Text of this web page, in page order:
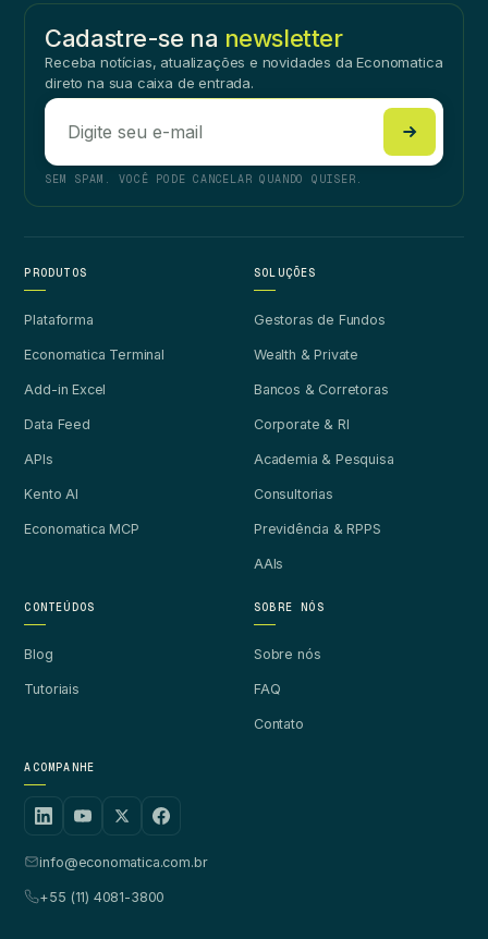
Cadastre-se na newsletter
Receba notícias, atualizações e novidades da Economatica
direto na sua caixa de entrada.
SEM SPAM. VOCÊ PODE CANCELAR QUANDO QUISER.
PRODUTOS
Plataforma
Economatica Terminal
Add-in Excel
Data Feed
APIs
Kento AI
Economatica MCP
SOLUÇÕES
Gestoras de Fundos
Wealth & Private
Bancos & Corretoras
Corporate & RI
Academia & Pesquisa
Consultorias
Previdência & RPPS
AAIs
CONTEÚDOS
Blog
Tutoriais
SOBRE NÓS
Sobre nós
FAQ
Contato
ACOMPANHE
info@economatica.com.br
+55 (11) 4081-3800